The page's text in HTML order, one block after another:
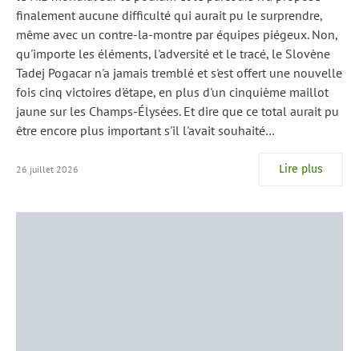
finalement aucune difficulté qui aurait pu le surprendre,
même avec un contre-la-montre par équipes piégeux. Non,
qu'importe les éléments, l'adversité et le tracé, le Slovène
Tadej Pogacar n'a jamais tremblé et s'est offert une nouvelle
fois cinq victoires d'étape, en plus d'un cinquième maillot
jaune sur les Champs-Élysées. Et dire que ce total aurait pu
être encore plus important s'il l'avait souhaité…
26 juillet 2026 Lire plus